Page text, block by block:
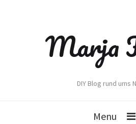
Marja
DIY Blog rund ums
Menu